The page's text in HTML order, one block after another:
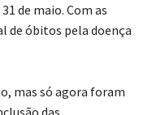
de maio. Com as
de óbitos pela doença
mas só agora foram
das